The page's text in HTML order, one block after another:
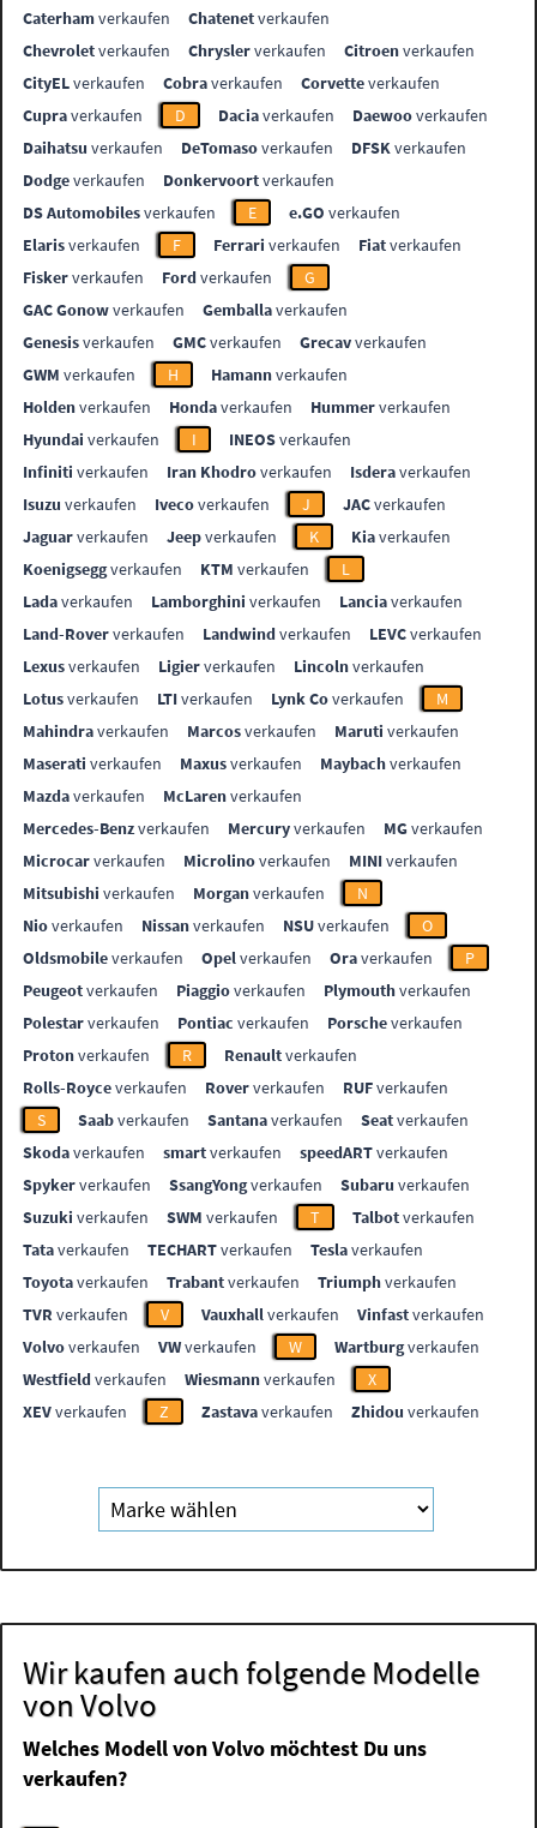
Caterhamverkaufen Chatenetverkaufen
Chevroletverkaufen Chryslerverkaufen Citroenverkaufen
CityELverkaufen Cobraverkaufen Corvetteverkaufen
Cupraverkaufen D Daciaverkaufen Daewooverkaufen
Daihatsu verkaufen DeTomasoverkaufen DFSKverkaufen
Dodgeverkaufen Donkervoortverkaufen
DS Automobilesverkaufen E e.GO verkaufen
Elarisverkaufen F Ferrari verkaufen Fiatverkaufen
Fiskerverkaufen Fordverkaufen
G
GAC Gonowverkaufen Gemballaverkaufen
Genesisverkaufen GMCverkaufen Grecavverkaufen
GWM verkaufen H Hamannverkaufen
Holdenverkaufen Hondaverkaufen Hummerverkaufen
Hyundai verkaufen I INEOSverkaufen
Infiniti verkaufen Iran Khodroverkaufen Isderaverkaufen
Isuzu verkaufen Ivecoverkaufen J JACverkaufen
Jaguarverkaufen Jeepverkaufen K Kiaverkaufen
Koenigseggverkaufen KTM verkaufen
L
Ladaverkaufen Lamborghini verkaufen Lanciaverkaufen
Land-Roververkaufen Landwindverkaufen LEVCverkaufen
Lexusverkaufen Ligierverkaufen Lincolnverkaufen
Lotusverkaufen LTIverkaufen Lynk Coverkaufen
M
Mahindraverkaufen Marcosverkaufen Maruti verkaufen
Maserati verkaufen Maxusverkaufen Maybachverkaufen
Mazdaverkaufen McLarenverkaufen
Mercedes-Benzverkaufen Mercuryverkaufen MGverkaufen
Microcarverkaufen Microlinoverkaufen MINIverkaufen
Mitsubishi verkaufen Morganverkaufen
N
Nioverkaufen Nissanverkaufen NSUverkaufen
O
Oldsmobileverkaufen Opelverkaufen Oraverkaufen
P
Peugeotverkaufen Piaggioverkaufen Plymouthverkaufen
Polestarverkaufen Pontiac verkaufen Porscheverkaufen
Protonverkaufen R Renaultverkaufen
Rolls-Royceverkaufen Roververkaufen RUFverkaufen
S
Saabverkaufen Santanaverkaufen Seatverkaufen
Skodaverkaufen smartverkaufen speedARTverkaufen
Spykerverkaufen SsangYongverkaufen Subaru verkaufen
Suzuki verkaufen SWM verkaufen T Talbotverkaufen
Tataverkaufen TECHARTverkaufen Teslaverkaufen
Toyotaverkaufen Trabantverkaufen Triumphverkaufen
TVR verkaufen V Vauxhallverkaufen Vinfastverkaufen
Volvoverkaufen VWverkaufen W Wartburgverkaufen
Westfieldverkaufen Wiesmannverkaufen
X
XEVverkaufen Z Zastavaverkaufen Zhidou verkaufen
Wir kaufen auch folgende Modelle
von Volvo
Welches Modell von Volvo möchtest Du uns
verkaufen?